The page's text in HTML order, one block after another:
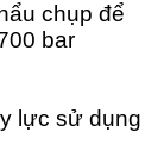
chụp để
bar
lực sử dụng